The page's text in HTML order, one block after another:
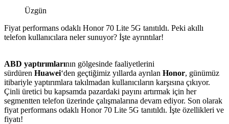
Üzgün
Fiyat performans odaklı Honor 70 Lite 5G tanıtıldı. Peki akıllı
telefon kullanıcılara neler sunuyor? İşte ayrıntılar!
ABD yaptırımlarının gölgesinde faaliyetlerini
sürdüren Huawei‘den geçtiğimiz yıllarda ayrılan Honor, günümüz
itibariyle yaptırımlara takılmadan kullanıcıların karşısına çıkıyor.
Çinli üretici bu kapsamda pazardaki payını artırmak için her
segmentten telefon üzerinde çalışmalarına devam ediyor. Son olarak
fiyat performans odaklı Honor 70 Lite 5G tanıtıldı. İşte özellikleri ve
fiyatı!